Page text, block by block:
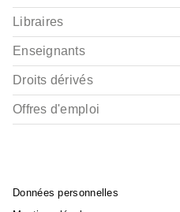
Libraires
Enseignants
Droits dérivés
Offres d'emploi
Données personnelles